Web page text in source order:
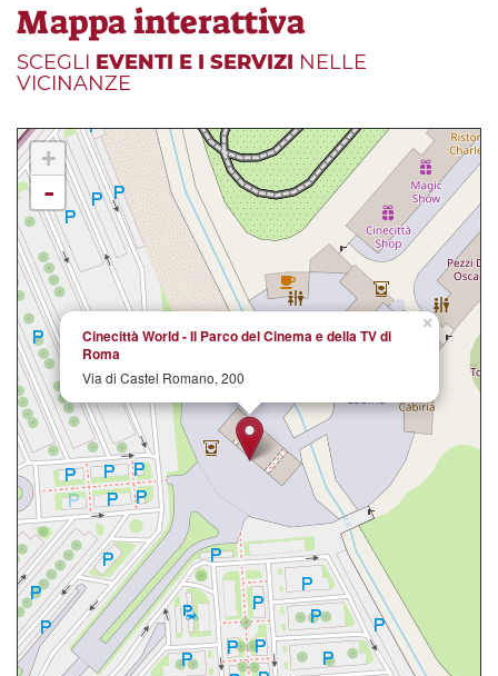
Mappa interattiva
SCEGLI EVENTI E I SERVIZI NELLE
VICINANZE
×
Cinecittà World - Il Parco del Cinema e della TV di
Roma
Via di Castel Romano, 200
+
-